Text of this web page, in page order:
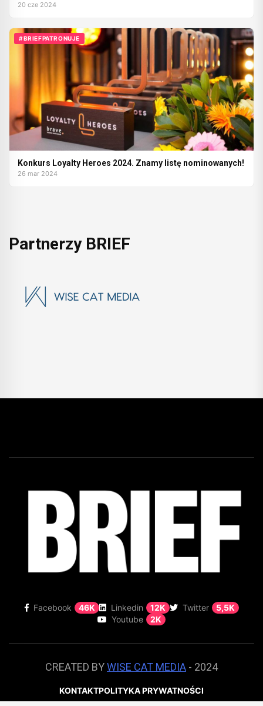
20 cze 2024
#BRIEFPATRONUJE
Konkurs Loyalty Heroes 2024. Znamy listę nominowanych!
26 mar 2024
Partnerzy BRIEF
Facebook 46K Linkedin 12K Twitter
5,5K
Youtube
2K
CREATED BYWISE CAT MEDIA - 2024
KONTAKTPOLITYKA PRYWATNOŚCI